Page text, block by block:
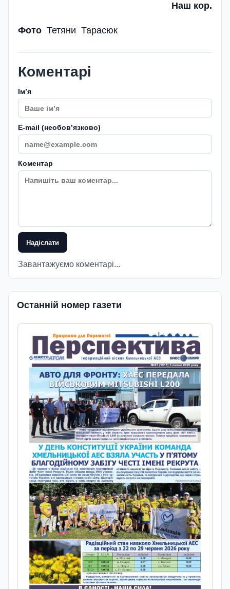
Наш кор.
Фото Тетяни Тарасюк
Коментарі
Імʼя
E-mail (необовʼязково)
Коментар
Надіслати
Завантажуємо коментарі...
Останній номер газети